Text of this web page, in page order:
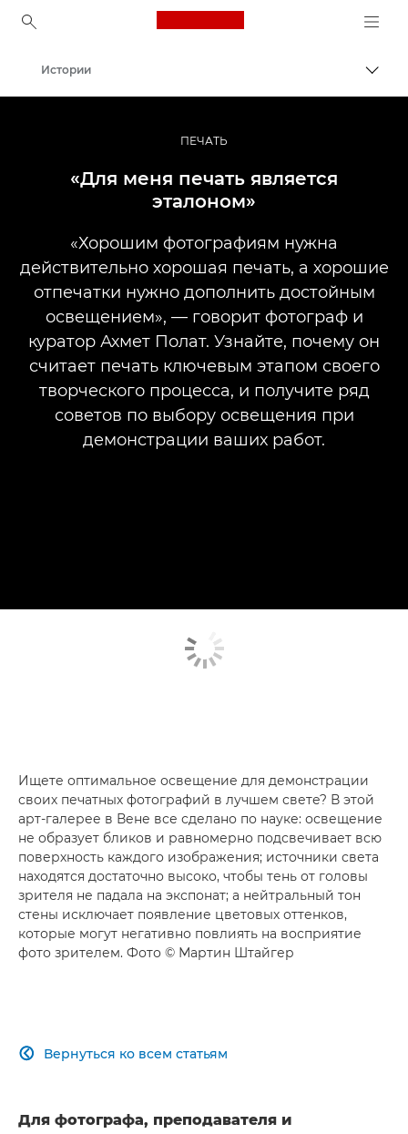
Canon Logo, back to
Профессиональная фото- и видеосъемка
Истории
ПЕЧАТЬ
«Для меня печать является
эталоном»
«Хорошим фотографиям нужна
действительно хорошая печать, а хорошие
отпечатки нужно дополнить достойным
освещением», — говорит фотограф и
куратор Ахмет Полат. Узнайте, почему он
считает печать ключевым этапом своего
творческого процесса, и получите ряд
советов по выбору освещения при
демонстрации ваших работ.
Ищете оптимальное освещение для демонстрации
своих печатных фотографий в лучшем свете? В этой
арт-галерее в Вене все сделано по науке: освещение
не образует бликов и равномерно подсвечивает всю
поверхность каждого изображения; источники света
находятся достаточно высоко, чтобы тень от головы
зрителя не падала на экспонат; а нейтральный тон
стены исключает появление цветовых оттенков,
которые могут негативно повлиять на восприятие
фото зрителем. Фото © Мартин Штайгер
Вернуться ко всем статьям

Для фотографа, преподавателя и